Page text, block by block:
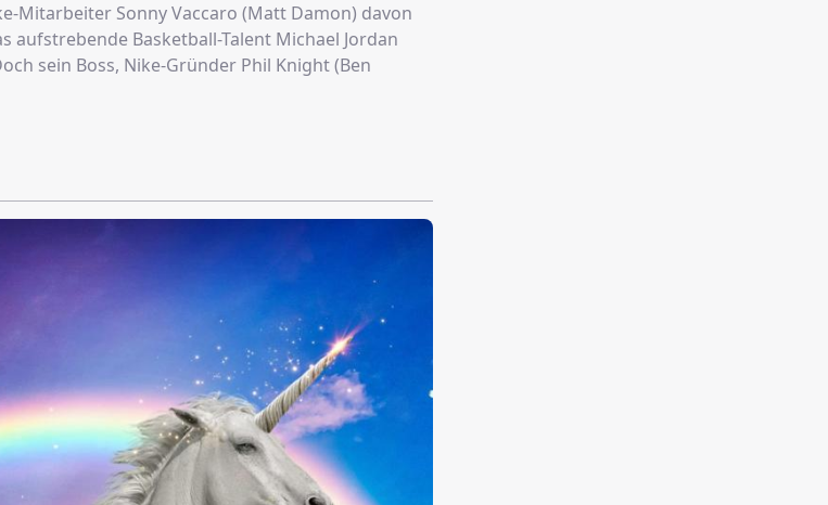
Mitarbeiter Sonny Vaccaro (Matt Damon) davon
aufstrebende Basketball-Talent Michael Jordan
sein Boss, Nike-Gründer Phil Knight (Ben